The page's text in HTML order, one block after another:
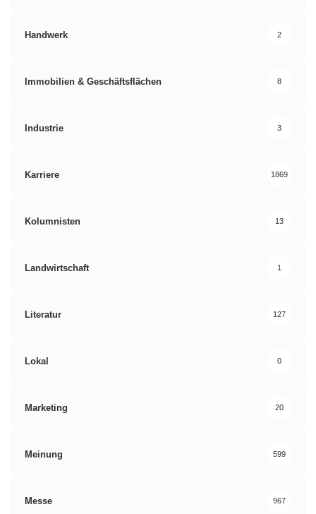
Handwerk 2
Immobilien & Geschäftsflächen 8
Industrie 3
Karriere 1869
Kolumnisten 13
Landwirtschaft 1
Literatur 127
Lokal 0
Marketing 20
Meinung 599
Messe 967